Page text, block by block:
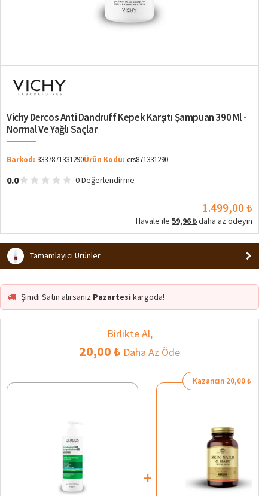
Vichy Dercos Anti Dandruff Kepek Karşıtı Şampuan 390 Ml -
Normal Ve Yağlı Saçlar
Barkod: 3337871331290Ürün Kodu: crs871331290
0.0 0 Değerlendirme
1.499,00 ₺
Havale ile 59,96 ₺daha az ödeyin
Tamamlayıcı Ürünler
Şimdi Satın alırsanız Pazartesi kargoda!
Birlikte Al,
20,00 ₺ Daha Az Öde
+
Kazancın 20,00 ₺